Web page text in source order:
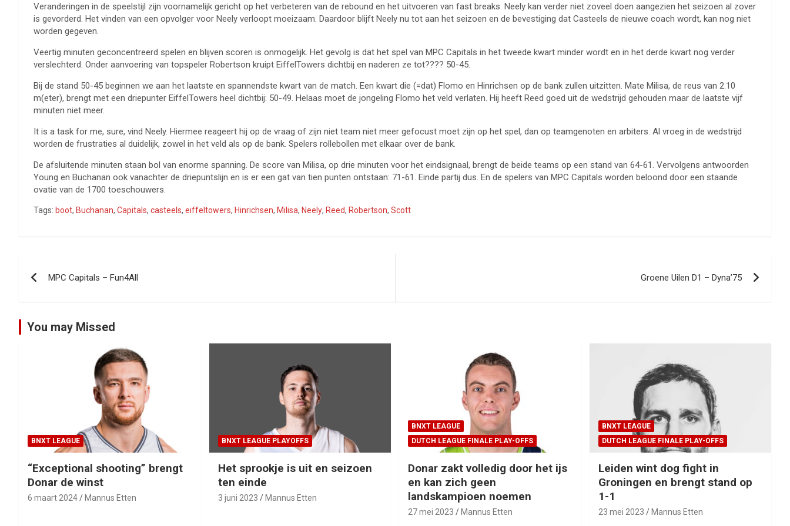
Veranderingen in de speelstijl zijn voornamelijk gericht op het verbeteren van de rebound en het uitvoeren van fast breaks. Neely kan verder niet zoveel doen aangezien het seizoen al zover
is gevorderd. Het vinden van een opvolger voor Neely verloopt moeizaam. Daardoor blijft Neely nu tot aan het seizoen en de bevestiging dat Casteels de nieuwe coach wordt, kan nog niet
worden gegeven.
Veertig minuten geconcentreerd spelen en blijven scoren is onmogelijk. Het gevolg is dat het spel van MPC Capitals in het tweede kwart minder wordt en in het derde kwart nog verder
verslechterd. Onder aanvoering van topspeler Robertson kruipt EiffelTowers dichtbij en naderen ze tot???? 50-45.
Bij de stand 50-45 beginnen we aan het laatste en spannendste kwart van de match. Een kwart die (=dat) Flomo en Hinrichsen op de bank zullen uitzitten. Mate Milisa, de reus van 2.10
m(eter), brengt met een driepunter EiffelTowers heel dichtbij: 50-49. Helaas moet de jongeling Flomo het veld verlaten. Hij heeft Reed goed uit de wedstrijd gehouden maar de laatste vijf
minuten niet meer.
It is a task for me, sure, vind Neely. Hiermee reageert hij op de vraag of zijn niet team niet meer gefocust moet zijn op het spel, dan op teamgenoten en arbiters. Al vroeg in de wedstrijd
worden de frustraties al duidelijk, zowel in het veld als op de bank. Spelers rollebollen met elkaar over de bank.
De afsluitende minuten staan bol van enorme spanning. De score van Milisa, op drie minuten voor het eindsignaal, brengt de beide teams op een stand van 64-61. Vervolgens antwoorden
Young en Buchanan ook vanachter de driepuntslijn en is er een gat van tien punten ontstaan: 71-61. Einde partij dus. En de spelers van MPC Capitals worden beloond door een staande
ovatie van de 1700 toeschouwers.
Tags: boot, Buchanan, Capitals, casteels, eiffeltowers, Hinrichsen, Milisa, Neely, Reed, Robertson, Scott
navigatie
MPC Capitals – Fun4All Groene Uilen D1 – Dyna’75
You may Missed
BNXT LEAGUE
“Exceptional shooting” brengt
Donar de winst
6 maart 2024 Mannus Etten
BNXT LEAGUE PLAYOFFS
Het sprookje is uit en seizoen
ten einde
3 juni 2023 Mannus Etten
BNXT LEAGUE
DUTCH LEAGUE FINALE PLAY-OFFS
Donar zakt volledig door het ijs
en kan zich geen
landskampioen noemen
27 mei 2023 Mannus Etten
BNXT LEAGUE
DUTCH LEAGUE FINALE PLAY-OFFS
Leiden wint dog fight in
Groningen en brengt stand op
1-1
23 mei 2023 Mannus Etten